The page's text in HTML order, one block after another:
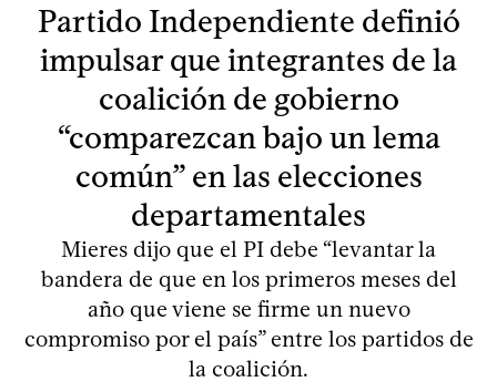
Partido Independiente definió
impulsar que integrantes de la
coalición de gobierno
“comparezcan bajo un lema
común” en las elecciones
departamentales
Mieres dijo que el PI debe “levantar la
bandera de que en los primeros meses del
año que viene se firme un nuevo
compromiso por el país” entre los partidos de
la coalición.